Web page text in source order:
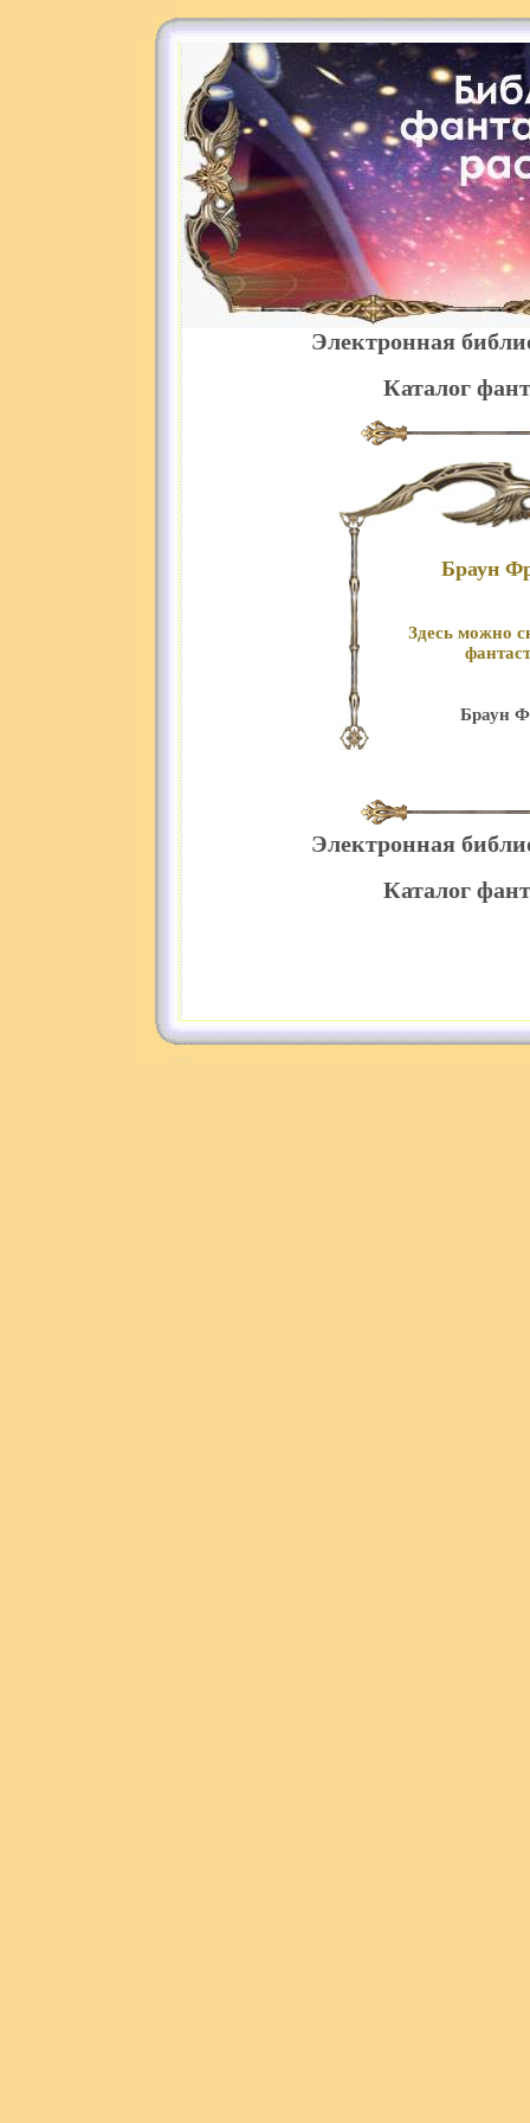
Электронная
Каталог
Браун
Здесь можно
Браун
Электронная
Каталог